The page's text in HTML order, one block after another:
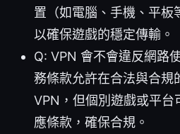
置（如電腦、手機、平板
以確保遊戲的穩定傳輸。
Q: VPN 會不會違反網路
務條款允許在合法與合規
VPN，但個別遊戲或平台
應條款，確保合規。